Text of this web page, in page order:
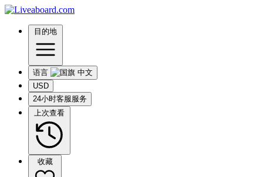
目的地
语言
USD
24小时客服服务
上次查看
收藏